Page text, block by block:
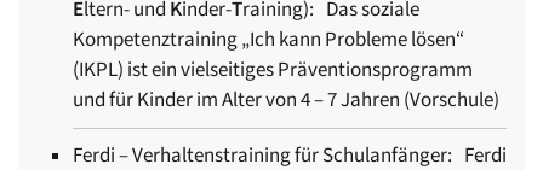
Eltern- und Kinder-Training): Das soziale
Kompetenztraining „Ich kann Probleme lösen“
(IKPL) ist ein vielseitiges Präventionsprogramm
und für Kinder im Alter von 4 – 7 Jahren (Vorschule)
Ferdi – Verhaltenstraining für Schulanfänger: Ferdi